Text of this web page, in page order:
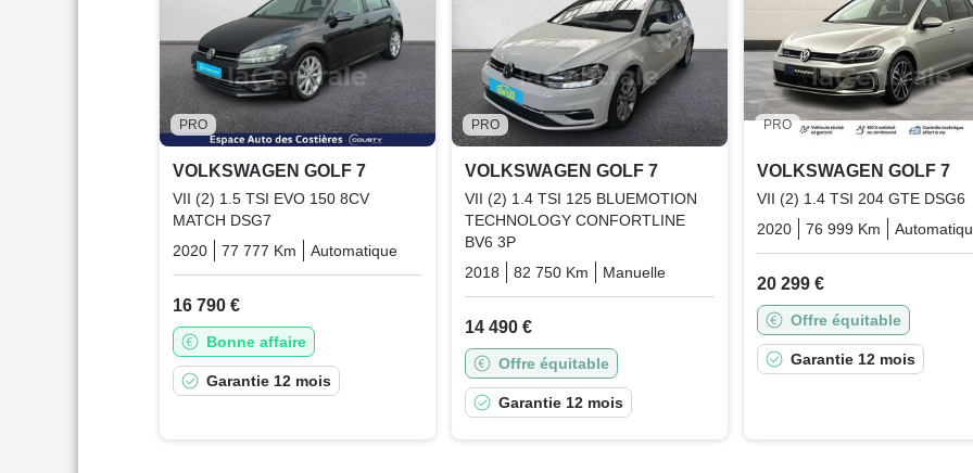
PRO
VOLKSWAGEN GOLF 7
VII (2) 1.5 TSI EVO 150 8CV
MATCH DSG7
2020
77 777 Km Automatique Essence
16 790 €
Bonne affaire
Garantie 12 mois
PRO
VOLKSWAGEN GOLF 7
VII (2) 1.4 TSI 125 BLUEMOTION
TECHNOLOGY CONFORTLINE
BV6 3P
2018
82 750 Km Manuelle
14 490 €
Offre équitable
Garantie 12 mois
PRO
VOLKSWAGEN GOLF 7
VII (2) 1.4 TSI 204 GTE DSG6
2020
76 999 Km
20 299 €
Offre équitable
Garantie 12 mois